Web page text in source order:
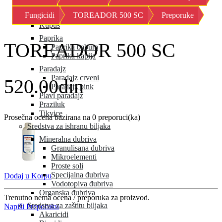
Kornison
Krastavac
Kupus
Paprika
Paprika babura
Paprika kapija
Paradajz
Paradajz crveni
Paradajz pink
Plavi paradajz
Praziluk
Tikvice
Sredstva za ishranu biljaka
Mineralna đubriva
Granulisana đubriva
Mikroelementi
Proste soli
Specijalna đubriva
Vodotopiva đubriva
Organska đubriva
Sredstva za zaštitu biljaka
Akaricidi
Fungicidi TOREADOR 500 SC Preporuke
TOREADOR 500 SC
520.00din
Prosečna ocena bazirana na 0 preporuci(ka)
Dodaj u Korpu
Trenutno nema ocena / preporuka za proizvod.
Napiši Preporuku